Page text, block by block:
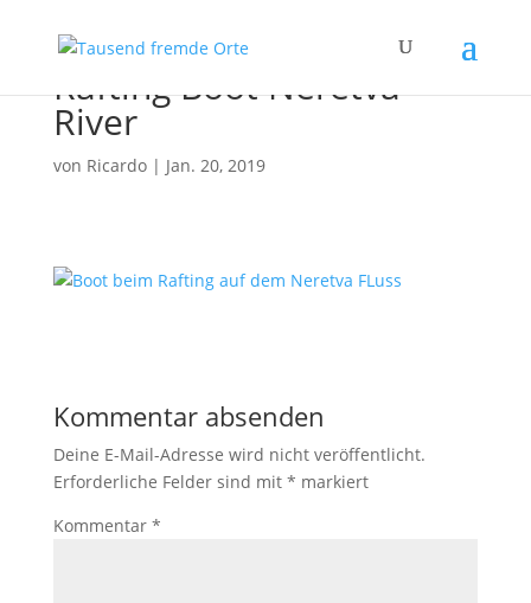
Rafting Boot Neretva
River
von Ricardo| Jan. 20, 2019
Kommentar absenden
Deine E-Mail-Adresse wird nicht veröffentlicht.
Erforderliche Felder sind mit * markiert
Kommentar *